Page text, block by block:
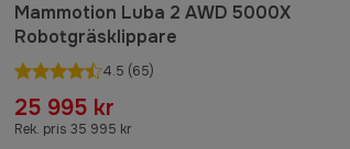
Mammotion Luba 2 AWD 5000X
Robotgräsklippare
4.5 (65)
25 995 kr
Rek. pris 35 995 kr